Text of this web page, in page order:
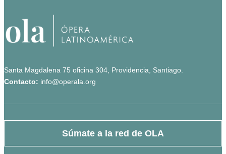
Santa Magdalena 75 oficina 304, Providencia, Santiago.
Contacto: info@operala.org
Súmate a la red de OLA